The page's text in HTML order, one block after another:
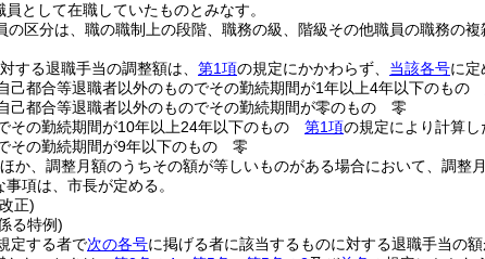
として在職していたものとみなす。
の区分は、職の職制上の段階、職務の級、階級その他職員の職務の
する退職手当の調整額は、 第1項の規定にかかわらず、 当該各号に定
己都合等退職者以外のものでその勤続期間が1年以上4年以下のもの
己都合等退職者以外のものでその勤続期間が零のもの 零
その勤続期間が10年以上24年以下のもの 第1項の規定により計算
その勤続期間が9年以下のもの 零
か、調整月額のうちその額が等しいものがある場合において、調整
項は、市長が定める。
正)
る特例)
定する者で次の各号に掲げる者に該当するものに対する退職手当の